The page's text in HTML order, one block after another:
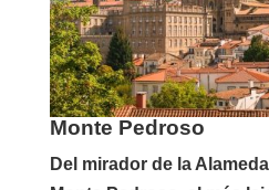
Monte Pedroso
Del mirador de la